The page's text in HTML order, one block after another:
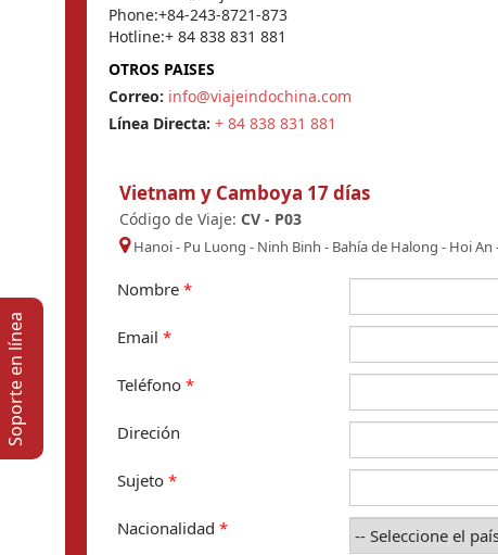
Phone:+84-243-8721-873
Hotline:+ 84 838 831 881
OTROS PAISES
Correo: info@viajeindochina.com
Línea Directa: + 84 838 831 881
Vietnam y Camboya 17 días
Código de Viaje: CV - P03
Hanoi- Pu Luong - Ninh Binh - Bahía de Halong - Hoi An
Nombre *
Email *
Teléfono *
Direción
Sujeto *
Nacionalidad *
Soporte en lí­nea